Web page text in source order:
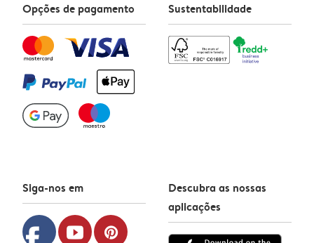
Opções de pagamento Sustentabilidade
Siga-nos em
youtube pinterest
Descubra as nossas
aplicações